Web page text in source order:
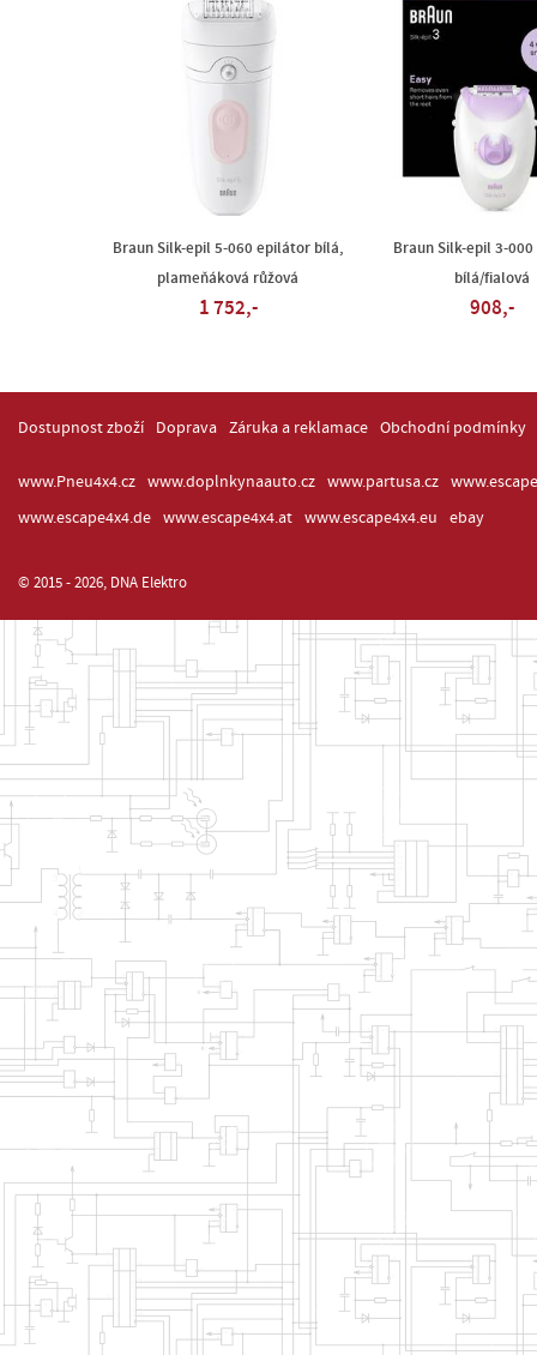
Braun Silk-epil 5-060 epilátor bílá,
plameňáková růžová
1 752,-
Braun Silk-epil 3-
bílá/fialová
908,-
Dostupnost zboží Doprava Záruka a reklamace Obchodní podmínky
www.Pneu4x4.cz www.doplnkynaauto.cz www.partusa.cz
www.escape4x4.de
www.escape4x4.at www.escape4x4.eu ebay
© 2015 - 2026, DNA Elektro